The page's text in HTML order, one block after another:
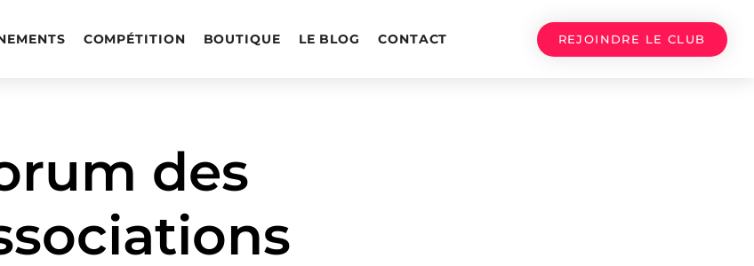
COMPÉTITION BOUTIQUE LE BLOG CONTACT REJOINDRE LE CLUB
des